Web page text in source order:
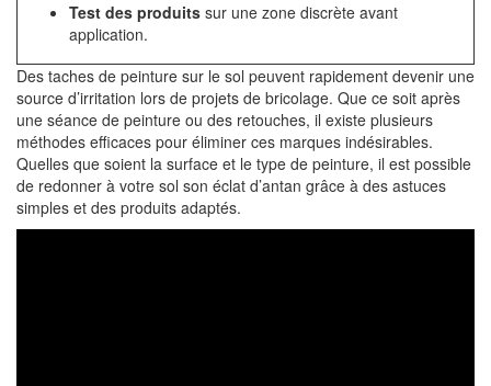
Test des produits sur une zone discrète avant
application.
Des taches de peinture sur le sol peuvent rapidement devenir une
source d’irritation lors de projets de bricolage. Que ce soit après
une séance de peinture ou des retouches, il existe plusieurs
méthodes efficaces pour éliminer ces marques indésirables.
Quelles que soient la surface et le type de peinture, il est possible
de redonner à votre sol son éclat d’antan grâce à des astuces
simples et des produits adaptés.